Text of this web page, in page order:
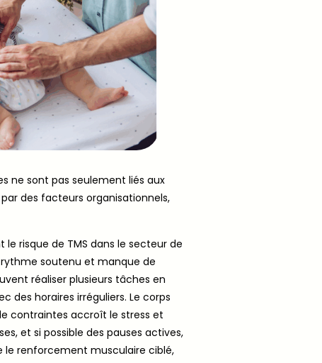
ne sont pas seulement liés aux
des facteurs organisationnels,
risque de TMS dans le secteur de
soutenu et manque de
réaliser plusieurs tâches en
des horaires irréguliers. Le corps
contraintes accroît le stress et
et si possible des pauses actives,
le renforcement musculaire ciblé,